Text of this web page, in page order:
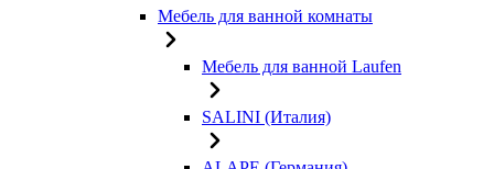
Мебель для ванной комнаты
Мебель для ванной Laufen
SALINI (Италия)